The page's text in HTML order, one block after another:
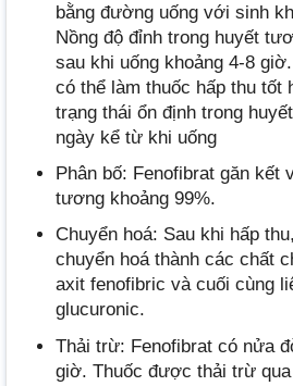
bằng đường uống với sinh
Nồng độ đỉnh trong huyết
sau khi uống khoảng 4-8
có thể làm thuốc hấp thu tốt
trạng thái ổn định trong
ngày kể từ khi uống
Phân bố: Fenofibrat găn kết
tương khoảng 99%.
Chuyển hoá: Sau khi hấp
chuyển hoá thành các chất
axit fenofibric và cuối cùng
glucuronic.
Thải trừ: Fenofibrat có nửa
giờ. Thuốc được thải trừ